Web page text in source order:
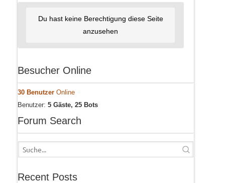
Du hast keine Berechtigung diese Seite
anzusehen
Besucher Online
30 Benutzer Online
Benutzer: 5 Gäste, 25 Bots
Forum Search
Recent Posts